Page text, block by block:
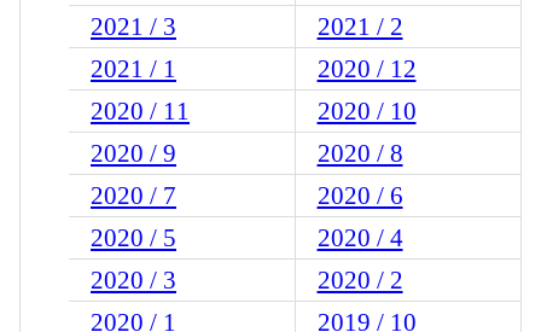
2021 / 3
2021 / 2
2021 / 1
2020 / 12
2020 / 11
2020 / 10
2020 / 9
2020 / 8
2020 / 7
2020 / 6
2020 / 5
2020 / 4
2020 / 3
2020 / 2
2020 / 1
2019 / 10